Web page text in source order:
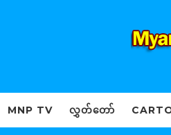
MNP TV လွှတ်တော်